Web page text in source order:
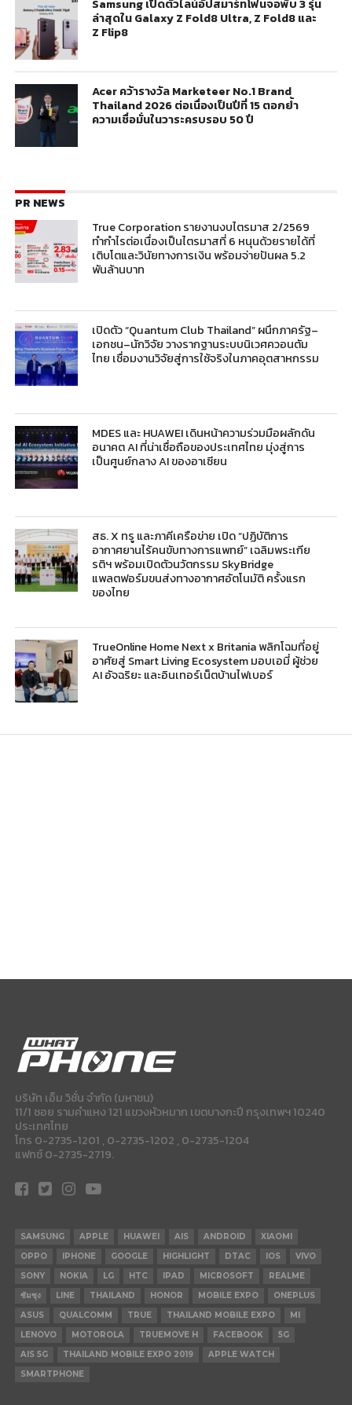
Samsung เปิดตัวไลน์อัปสมาร์ทโฟนจอพับ 3 รุ่น
ล่าสุดใน Galaxy Z Fold8 Ultra, Z Fold8 และ
Z Flip8
Acer คว้ารางวัล Marketeer No.1 Brand
Thailand 2026 ต่อเนื่องเป็นปีที่ 15 ตอกย้ำ
ความเชื่อมั่นในวาระครบรอบ 50 ปี
PR NEWS
True Corporation รายงานงบไตรมาส 2/2569
ทำกำไรต่อเนื่องเป็นไตรมาสที่ 6 หนุนด้วยรายได้ที่
เติบโตและวินัยทางการเงิน พร้อมจ่ายปันผล 5.2
พันล้านบาท
เปิดตัว “Quantum Club Thailand” ผนึกภาครัฐ–
เอกชน–นักวิจัย วางรากฐานระบบนิเวศควอนตัม
ไทย เชื่อมงานวิจัยสู่การใช้จริงในภาคอุตสาหกรรม
MDES และ HUAWEI เดินหน้าความร่วมมือผลักดัน
อนาคต AI ที่น่าเชื่อถือของประเทศไทย มุ่งสู่การ
เป็นศูนย์กลาง AI ของอาเซียน
สธ. X ทรู และภาคีเครือข่าย เปิด “ปฏิบัติการ
อากาศยานไร้คนขับทางการแพทย์” เฉลิมพระเกีย
รติฯ พร้อมเปิดตัวนวัตกรรม SkyBridge
แพลตฟอร์มขนส่งทางอากาศอัตโนมัติ ครั้งแรก
ของไทย
TrueOnline Home Next x Britania พลิกโฉมที่อยู่
อาศัยสู่ Smart Living Ecosystem มอบเอมี่ ผู้ช่วย
AI อัจฉริยะ และอินเทอร์เน็ตบ้านไฟเบอร์
บริษัท เอ็ม วิชั่น จำกัด (มหาชน)
11/1 ซอย รามคำแหง 121 แขวงหัวหมาก เขตบางกะปี กรุงเทพฯ 10240
ประเทศไทย
โทร 0-2735-1201 , 0-2735-1202 , 0-2735-1204
แฟกซ์ 0-2735-2719.
SAMSUNG APPLE HUAWEI AIS ANDROID
XIAOMI
OPPO
IPHONE GOOGLE HIGHLIGHT DTAC IOS
VIVO
SONY
NOKIA LG HTC IPAD MICROSOFT
REALME
ซัมซุง
LINE THAILAND HONOR MOBILE EXPO
ONEPLUS
ASUS
QUALCOMM TRUE THAILAND MOBILE EXPO
MI
LENOVO
MOTOROLA TRUEMOVE H FACEBOOK
5G
AIS 5G
THAILAND MOBILE EXPO 2019
APPLE WATCH
SMARTPHONE